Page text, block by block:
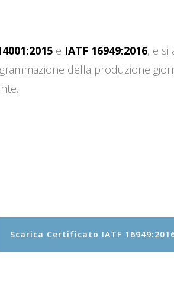
e IATF 16949:2016, e si
della produzione
Scarica Certificato IATF